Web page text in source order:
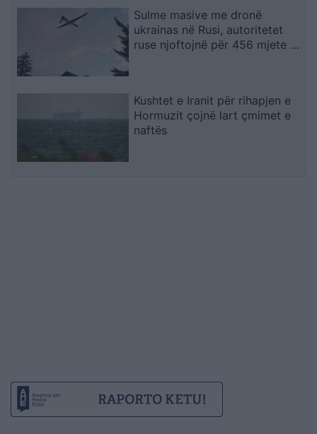
Sulme masive me dronë
ukrainas në Rusi, autoritetet
ruse njoftojnë për 456 mjete të
Kushtet e Iranit për rihapjen e
Hormuzit çojnë lart çmimet e
naftës